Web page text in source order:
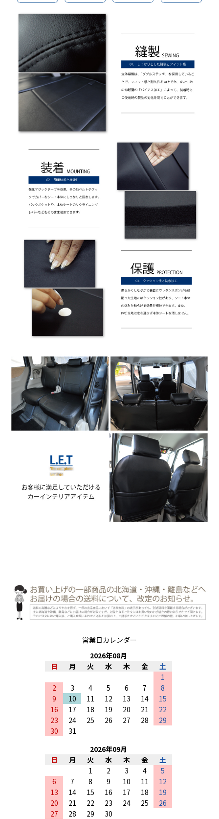
営業日カレンダー
2026年08月
日
月 火 水 木 金
土
1
2
3 4 5 6 7
8
9
10 11 12 13 14
15
16
17 18 19 20 21
22
23
24 25 26 27 28
29
30
31
2026年09月
日
月 火 水 木 金
土
1
2 3 4
5
6
7 8 9 10 11
12
13
14 15 16 17 18
19
20
21 22 23 24 25
26
27
28 29
30